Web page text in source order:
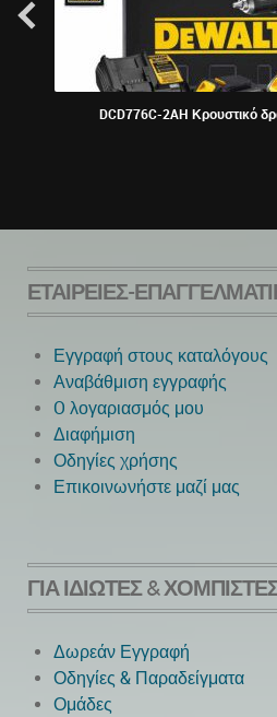
DCD776C-2AH Κρουστικό
Next
ΕΤΑΙΡΕΊΕΣ-
Εγγραφή στους καταλόγους
Αναβάθμιση εγγραφής
O λογαριασμός μου
Διαφήμιση
Οδηγίες χρήσης
Επικοινωνήστε μαζί μας
ΓΙΑ ΙΔΙΏΤΕΣ &
Δωρεάν Εγγραφή
Οδηγίες & Παραδείγματα
Ομάδες